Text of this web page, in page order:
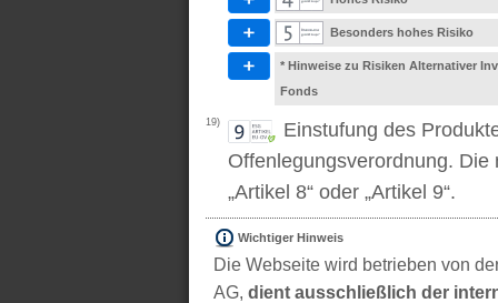
Besonders hohes Risiko
* Hinweise zu Risiken Alternativer
Fonds
19)
Einstufung des
Offenlegungsverordnung. Die
„Artikel 8“ oder „Artikel 9“.
Wichtiger Hinweis
Die Webseite wird betrieben von
AG, dient ausschließlich der